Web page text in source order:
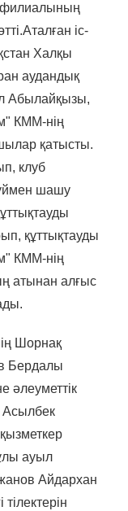
филиалының
іс-
Халқы
аудандық
Абылайқызы,
КММ-нің
қатысты.
клуб
шашу
құттықтауды
КММ-нің
атынан алғыс
Шорнақ
Бердалы
әлеуметтік
Асылбек
ауыл
Айдархан